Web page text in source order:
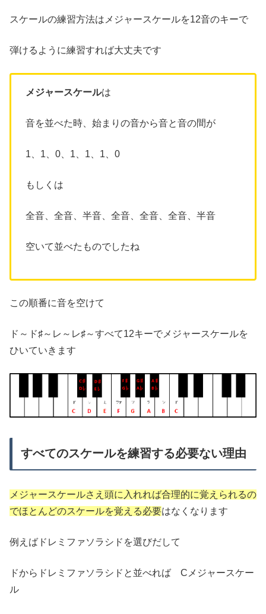
スケールの練習方法はメジャースケールを12音のキーで
弾けるように練習すれば大丈夫です
メジャースケールは
音を並べた時、始まりの音から音と音の間が
1、1、0、1、1、1、0
もしくは
全音、全音、半音、全音、全音、全音、半音
空いて並べたものでしたね
この順番に音を空けて
ド～ド♯～レ～レ♯～すべて12キーでメジャースケールを
ひいていきます
すべてのスケールを練習する必要ない理由
メジャースケールさえ頭に入れれば合理的に覚えられるの
でほとんどのスケールを覚える必要はなくなります
例えばドレミファソラシドを選びだして
ドからドレミファソラシドと並べれば Cメジャースケー
ル